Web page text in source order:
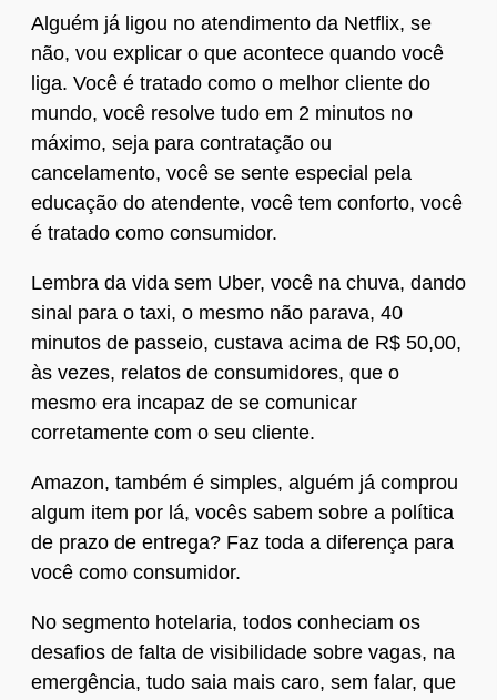
Alguém já ligou no atendimento da Netflix, se
não, vou explicar o que acontece quando você
liga. Você é tratado como o melhor cliente do
mundo, você resolve tudo em 2 minutos no
máximo, seja para contratação ou
cancelamento, você se sente especial pela
educação do atendente, você tem conforto, você
é tratado como consumidor.
Lembra da vida sem Uber, você na chuva, dando
sinal para o taxi, o mesmo não parava, 40
minutos de passeio, custava acima de R$ 50,00,
às vezes, relatos de consumidores, que o
mesmo era incapaz de se comunicar
corretamente com o seu cliente.
Amazon, também é simples, alguém já comprou
algum item por lá, vocês sabem sobre a política
de prazo de entrega? Faz toda a diferença para
você como consumidor.
No segmento hotelaria, todos conheciam os
desafios de falta de visibilidade sobre vagas, na
emergência, tudo saia mais caro, sem falar, que